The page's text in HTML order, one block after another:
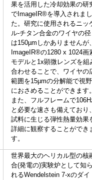
果を活用した冷却効果の研
でImageIR®を導入されまし
た。研究に使用されるニッ
ル-チタン合金のワイヤの径
は150µmしかありませんが
ImageIR®の1280 x 1024画
モデルと1x顕微レンズを組
合わせることで、ワイヤの
範囲を15µmの分解能で視野
におさめることができます
また、フルフレームで
と必要な速さも備えており
試料に生じる弾性熱量効果
詳細に観察することができ
す。
世界最大のヘリカル型の核
合(発電の)実験炉として知
れるWendelstein 7-xのダイ